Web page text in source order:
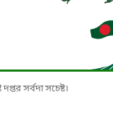
সর্বদা সচেষ্ট।